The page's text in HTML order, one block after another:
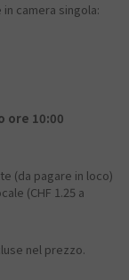
camera singola:
ore 10:00
(da pagare in loco)
(CHF 1.25 a
nel prezzo.